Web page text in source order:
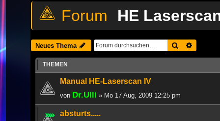
HE
Neues Thema Suche
THEMEN
Manual HE-Laserscan IV
von Dr.Ulli » Mo 17 Aug, 2009 12:25 pm
absturts.....